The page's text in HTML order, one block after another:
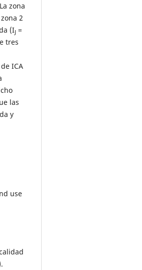
zona
2
(IJ =
tres
ICA
las
y
use